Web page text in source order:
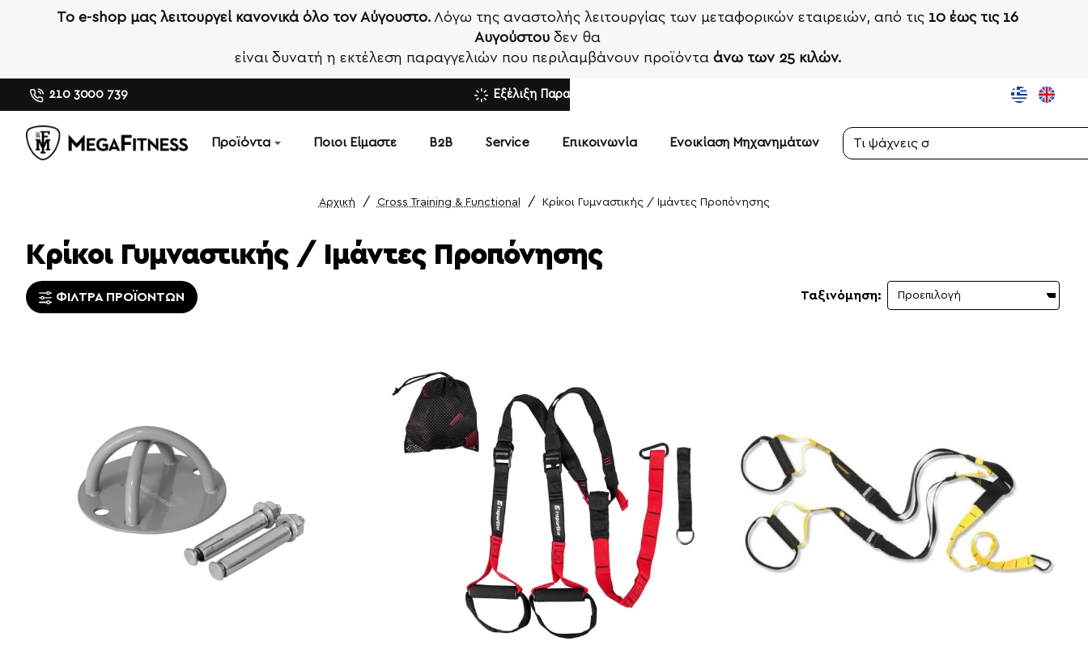
Το e-shop μας λειτουργεί κανονικά όλο τον Αύγουστο. Λόγω της αναστολής λειτουργίας των μεταφορικών εταιρειών, από τις 10 έως τις 16
Αυγούστου δεν θα
είναι δυνατή η εκτέλεση παραγγελιών που περιλαμβάνουν προϊόντα άνω των 25 κιλών.
210 3000 739 Εξέλιξη Παραγγελίας
Προϊόντα Ποιοι Είμαστε Β2Β Service Επικοινωνία Ενοικίαση Μηχανημάτων
Τι
Cross Training & Functional Κρίκοι Γυμναστικής / Ιμάντες Προπόνησης
Κρίκοι Γυμναστικής / Ιμάντες Προπόνησης
ΦΊΛΤΡΑ ΠΡΟΪΌΝΤΩΝ Ταξινόμηση: